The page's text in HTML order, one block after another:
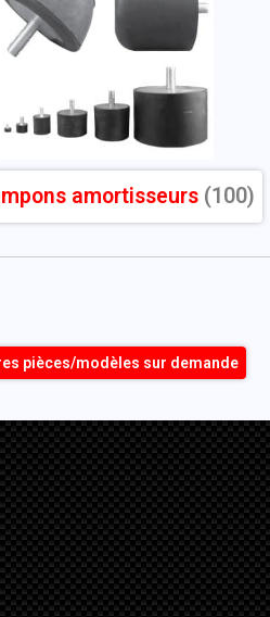
amortisseurs (100)
pièces/modèles sur demande